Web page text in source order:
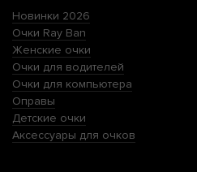
Новинки 2026
Очки Ray Ban
Женские очки
Очки для водителей
Очки для компьютера
Оправы
Детские очки
Аксессуары для очков